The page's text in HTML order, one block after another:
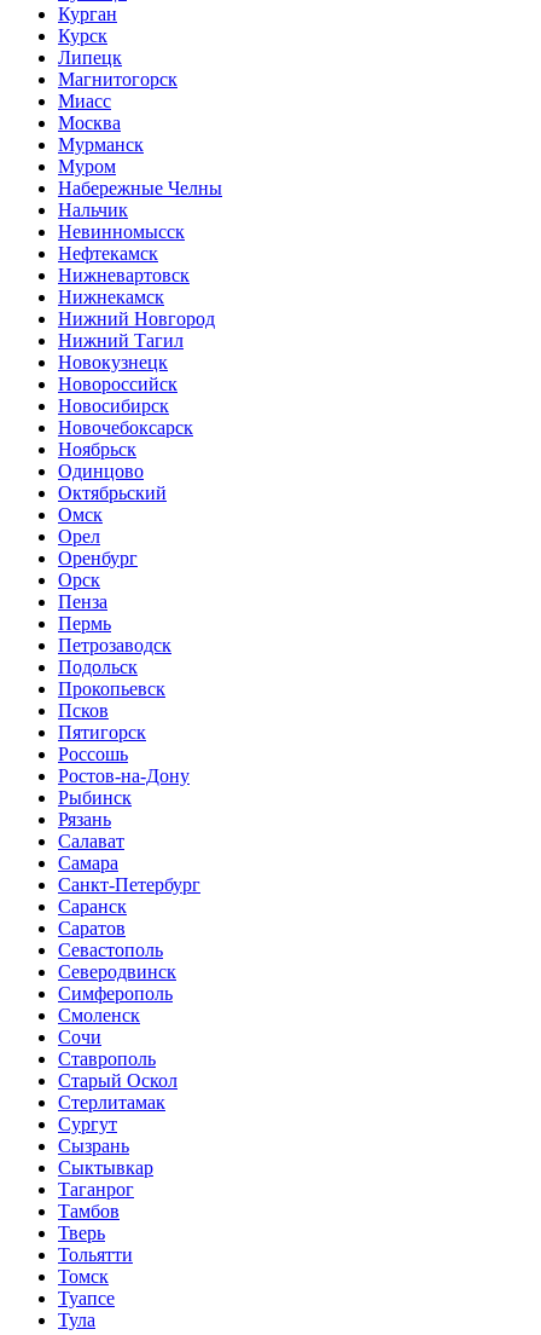
Курган
Курск
Липецк
Магнитогорск
Миасс
Москва
Мурманск
Муром
Набережные Челны
Нальчик
Невинномысск
Нефтекамск
Нижневартовск
Нижнекамск
Нижний Новгород
Нижний Тагил
Новокузнецк
Новороссийск
Новосибирск
Новочебоксарск
Ноябрьск
Одинцово
Октябрьский
Омск
Орел
Оренбург
Орск
Пенза
Пермь
Петрозаводск
Подольск
Прокопьевск
Псков
Пятигорск
Россошь
Ростов-на-Дону
Рыбинск
Рязань
Салават
Самара
Санкт-Петербург
Саранск
Саратов
Севастополь
Северодвинск
Симферополь
Смоленск
Сочи
Ставрополь
Старый Оскол
Стерлитамак
Сургут
Сызрань
Сыктывкар
Таганрог
Тамбов
Тверь
Тольятти
Томск
Туапсе
Тула